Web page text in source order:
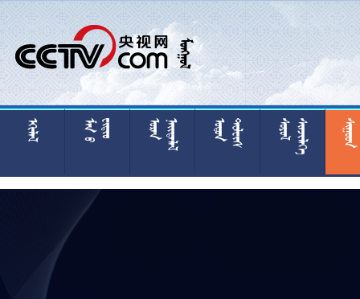
 







  









  







  











  














